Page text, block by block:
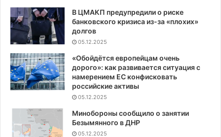
В ЦМАКП предупредили о риске
банковского кризиса из-за «плохих»
долгов
05.12.2025
«Обойдётся европейцам очень
дорого»: как развивается ситуация с
намерением ЕС конфисковать
российские активы
05.12.2025
Минобороны сообщило о занятии
Безымянного в ДНР
05.12.2025